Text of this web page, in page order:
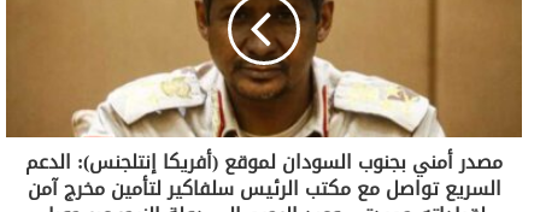
مصدر أمني بجنوب السودان لموقع (أفريكا إنتلجنس): الدعم
السريع تواصل مع مكتب الرئيس سلفاكير لتأمين مخرج آمن